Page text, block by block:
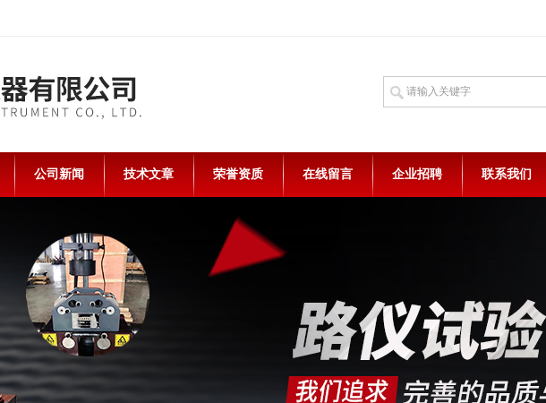
公司新闻 技术文章 荣誉资质 在线留言 企业招聘 联系我们